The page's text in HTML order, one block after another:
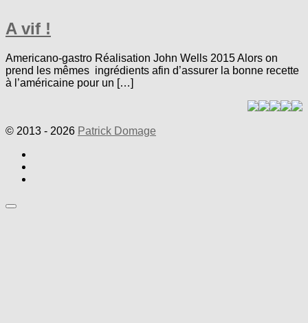
A vif !
Americano-gastro Réalisation John Wells 2015 Alors on
prend les mêmes ingrédients afin d’assurer la bonne recette
à l’américaine pour un […]
© 2013 - 2026 Patrick Domage